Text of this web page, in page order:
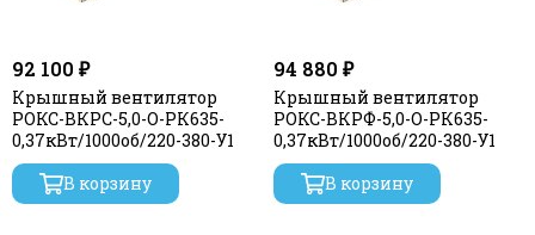
92 100 ₽
Крышный вентилятор
РОКС-ВКРС-5,0-О-РК635-
0,37кВт/1000об/220-380-У1
В корзину
94 880 ₽
Крышный вентилятор
РОКС-ВКРФ-5,0-О-РК635-
0,37кВт/1000об/220-380-У1
В корзину